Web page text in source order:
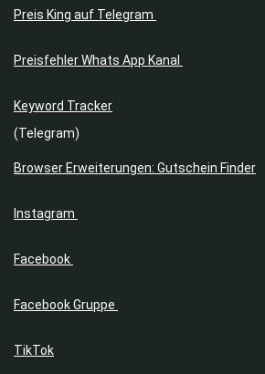
Preis King auf Telegram
Preisfehler Whats App Kanal
Keyword Tracker
(Telegram)
Browser Erweiterungen: Gutschein Finder
Instagram
Facebook
Facebook Gruppe
TikTok